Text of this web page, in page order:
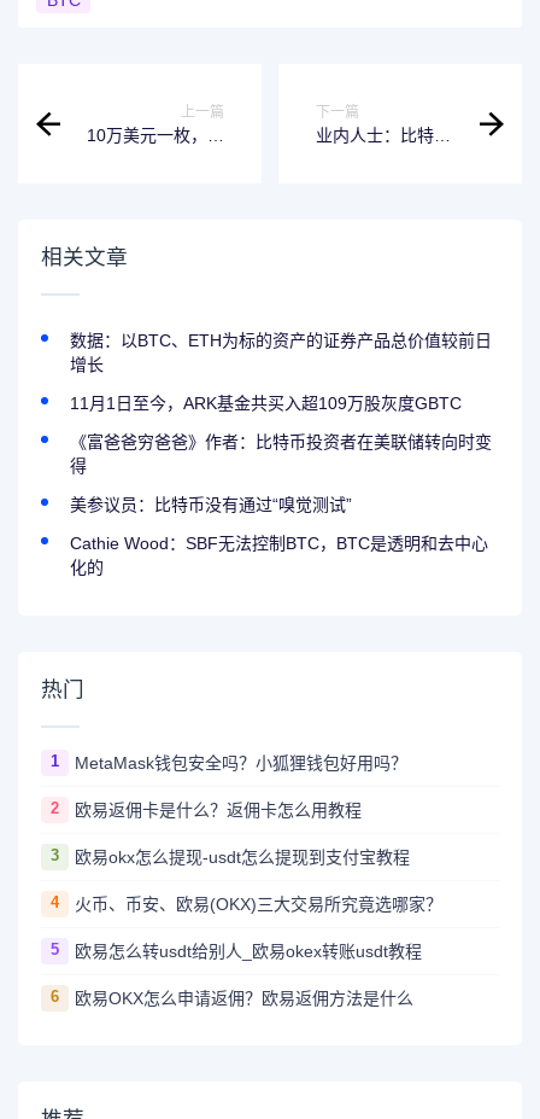
上一篇
10万美元一枚，普
下一篇
业内人士：比特币
相关文章
数据：以BTC、ETH为标的资产的证券产品总价值较前日
增长
11月1日至今，ARK基金共买入超109万股灰度GBTC
《富爸爸穷爸爸》作者：比特币投资者在美联储转向时变
得
美参议员：比特币没有通过“嗅觉测试”
Cathie Wood：SBF无法控制BTC，BTC是透明和去中心
化的
热门
1 MetaMask钱包安全吗？小狐狸钱包好用吗？
2 欧易返佣卡是什么？返佣卡怎么用教程
3 欧易okx怎么提现-usdt怎么提现到支付宝教程
4 火币、币安、欧易(OKX)三大交易所究竟选哪家？
5 欧易怎么转usdt给别人_欧易okex转账usdt教程
6 欧易OKX怎么申请返佣？欧易返佣方法是什么